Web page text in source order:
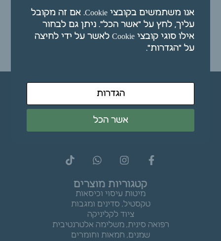
העיסוי לריכוך הפנים
(כחול)
₪55.00
קטגוריות מוצרים
מיטות עיסוי וכיסאות
טקסטיל, סדינים ומגבות
ציוד לקליניקה
רפואה סינית, משלימה אלטרנטיבית
שמנים, חמאות וחומרים
אנו משתמשים בקובצי Cookie. אם זה מקובל
עליך, לחץ על "אשר הכל". ניתן גם לבחור
אילו סוגי קובצי Cookie לאשר על ידי לחיצה
על "הגדרות".
הגדרות
אשר הכל